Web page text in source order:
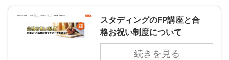
スタディングのFP講座と合
格お祝い制度について
続きを見る